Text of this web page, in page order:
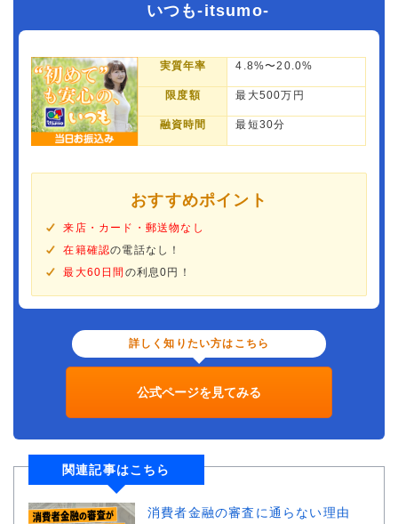
いつも-itsumo-
実質年率 4.8%〜20.0%
限度額 最大500万円
融資時間 最短30分
おすすめポイント
来店・カード・郵送物なし
在籍確認の電話なし！
最大60日間 の利息0円！
詳しく知りたい方はこちら
公式ページを見てみる
関連記事はこちら
消費者金融の審査に通らない理由